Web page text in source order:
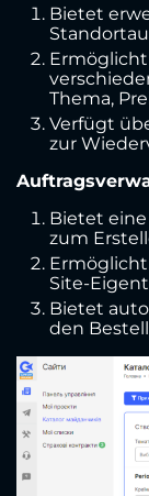
Bietet
Thema,
Verfügt
zur
Bietet
zum
Site-
Bietet
den